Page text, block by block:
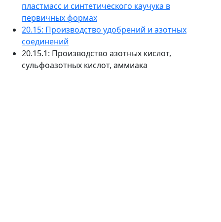
пластмасс и синтетического каучука в
первичных формах
20.15: Производство удобрений и азотных
соединений
20.15.1: Производство азотных кислот,
сульфоазотных кислот, аммиака